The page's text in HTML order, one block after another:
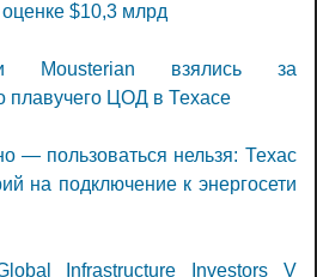
$10,3 млрд
Mousterian взялись за
плавучего ЦОД в Техасе
— пользоваться нельзя: Техас
на подключение к энергосети
Infrastructure Investors V